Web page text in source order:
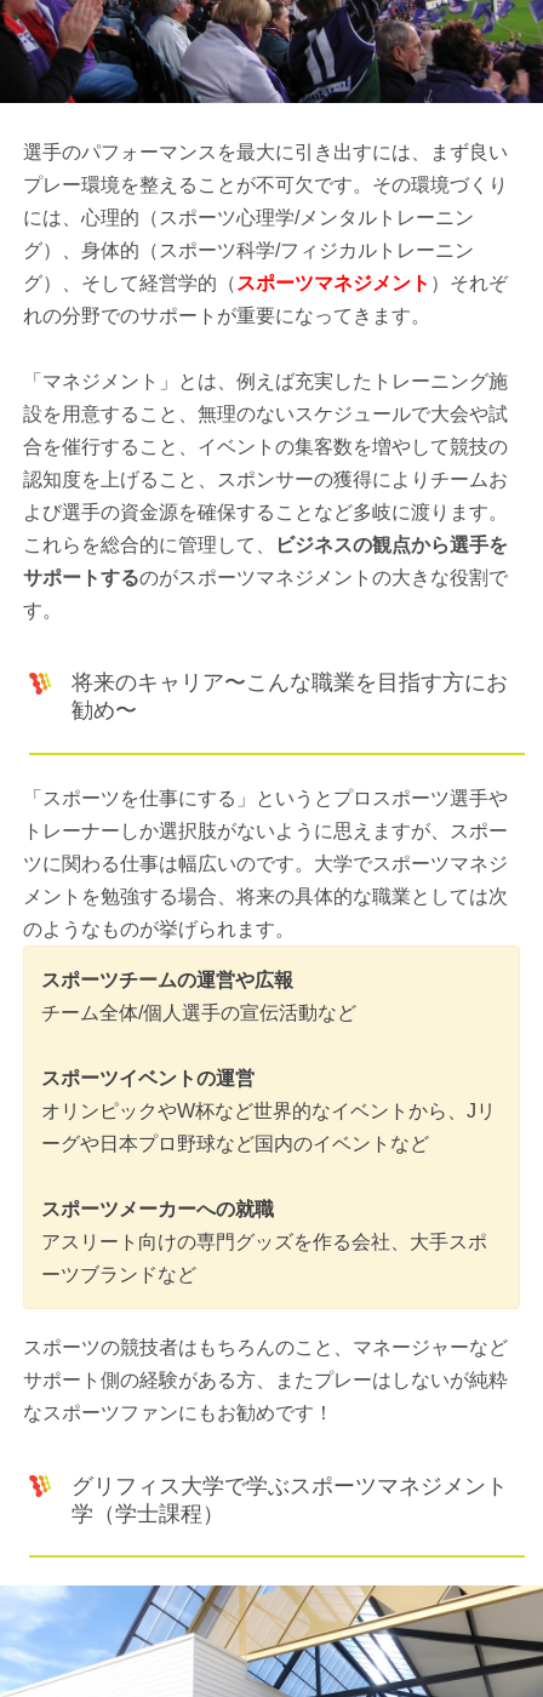
選手のパフォーマンスを最大に引き出すには、まず良い
プレー環境を整えることが不可欠です。その環境づくり
には、心理的（スポーツ心理学/メンタルトレーニン
グ）、身体的（スポーツ科学/フィジカルトレーニン
グ）、そして経営学的（ スポーツマネジメント ）それぞ
れの分野でのサポートが重要になってきます。
「マネジメント」とは、例えば充実したトレーニング施
設を用意すること、無理のないスケジュールで大会や試
合を催行すること、イベントの集客数を増やして競技の
認知度を上げること、スポンサーの獲得によりチームお
よび選手の資金源を確保することなど多岐に渡ります。
これらを総合的に管理して、
ビジネスの観点から選手を
サポートするのがスポーツマネジメントの大きな役割で
す。
将来のキャリア〜こんな職業を目指す方にお
勧め〜
「スポーツを仕事にする」というとプロスポーツ選手や
トレーナーしか選択肢がないように思えますが、スポー
ツに関わる仕事は幅広いのです。大学でスポーツマネジ
メントを勉強する場合、将来の具体的な職業としては次
のようなものが挙げられます。
スポーツチームの運営や広報
チーム全体/個人選手の宣伝活動など
スポーツイベントの運営
オリンピックやW杯など世界的なイベントから、Jリ
ーグや日本プロ野球など国内のイベントなど
スポーツメーカーへの就職
アスリート向けの専門グッズを作る会社、大手スポ
ーツブランドなど
スポーツの競技者はもちろんのこと、マネージャーなど
サポート側の経験がある方、またプレーはしないが純粋
なスポーツファンにもお勧めです！
グリフィス大学で学ぶスポーツマネジメント
学（学士課程）